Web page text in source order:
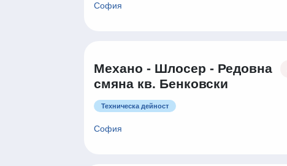
София
Механо - Шлосер - Редовна
смяна кв. Бенковски
Техническа дейност
София